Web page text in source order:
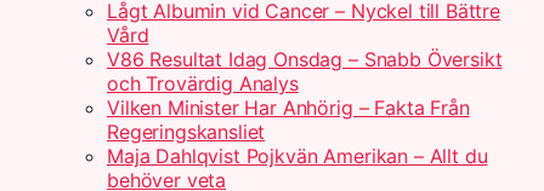
Lågt Albumin vid Cancer – Nyckel till Bättre
Vård
V86 Resultat Idag Onsdag – Snabb Översikt
och Trovärdig Analys
Vilken Minister Har Anhörig – Fakta Från
Regeringskansliet
Maja Dahlqvist Pojkvän Amerikan – Allt du
behöver veta